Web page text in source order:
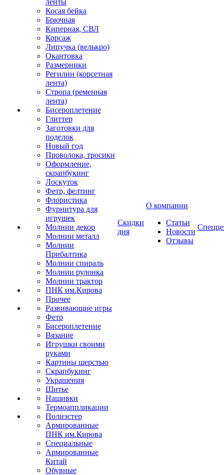
ленты
Косая бейка
Брючная
Киперная, СВЛ
Корсаж
Липучка (велькро)
Окантовка
Размерники
Регилин (корсетная
лента)
Стропа (ременная
лента)
Бисероплетение
Глиттер
Заготовки для
поделок
Новый год
Проволока, тросики
Оформление,
скрапбукинг
Лоскуток
Фетр, фелтинг
Флористика
Фурнитура для
игрушек
Молнии декор
Молнии металл
Молнии
Прибалтика
Молнии спираль
Молнии рулонка
Молнии трактор
ПНК им.Кирова
Прочее
Развивающие игры
Фетр
Бисероплетение
Вязание
Игрушки своими
руками
Картины шерстью
Скрапбукинг
Украшения
Шитье
Нашивки
Термоаппликации
Полиэстер
Армированные
ПНК им.Кирова
Специальные
Армированные
Китай
Обувные
Скидки
дня
О компании
Статьи
Новости
Отзывы